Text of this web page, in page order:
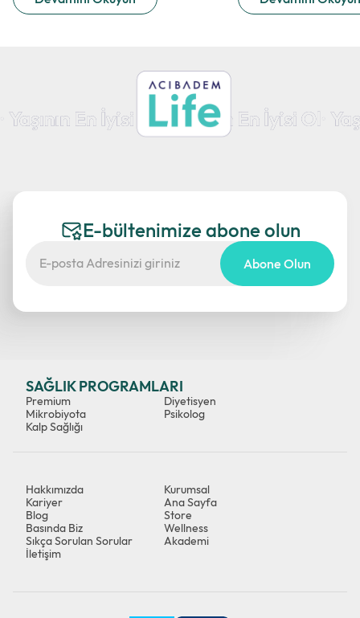
E-bültenimize abone olun
Abone Olun
SAĞLIK PROGRAMLARI
Premium
Mikrobiyota
Kalp Sağlığı
Diyetisyen
Psikolog
Hakkımızda
Kurumsal
Kariyer
Ana Sayfa
Blog
Store
Basında Biz
Wellness
Sıkça Sorulan Sorular
Akademi
İletişim